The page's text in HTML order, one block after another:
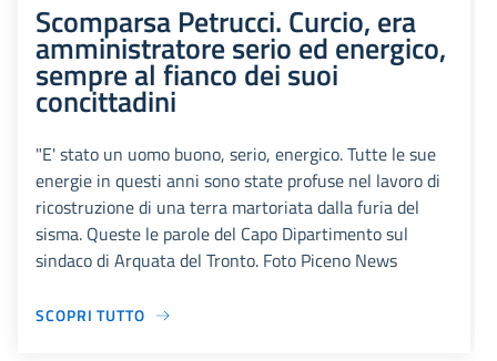
Scomparsa Petrucci. Curcio, era
amministratore serio ed energico,
sempre al fianco dei suoi
concittadini
"E' stato un uomo buono, serio, energico. Tutte le sue
energie in questi anni sono state profuse nel lavoro di
ricostruzione di una terra martoriata dalla furia del
sisma. Queste le parole del Capo Dipartimento sul
sindaco di Arquata del Tronto. Foto Piceno News
SCOPRI TUTTO